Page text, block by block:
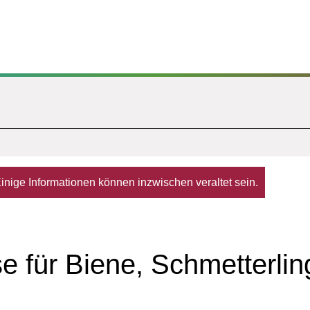
Informationen können inzwischen veraltet sein.
für Biene,